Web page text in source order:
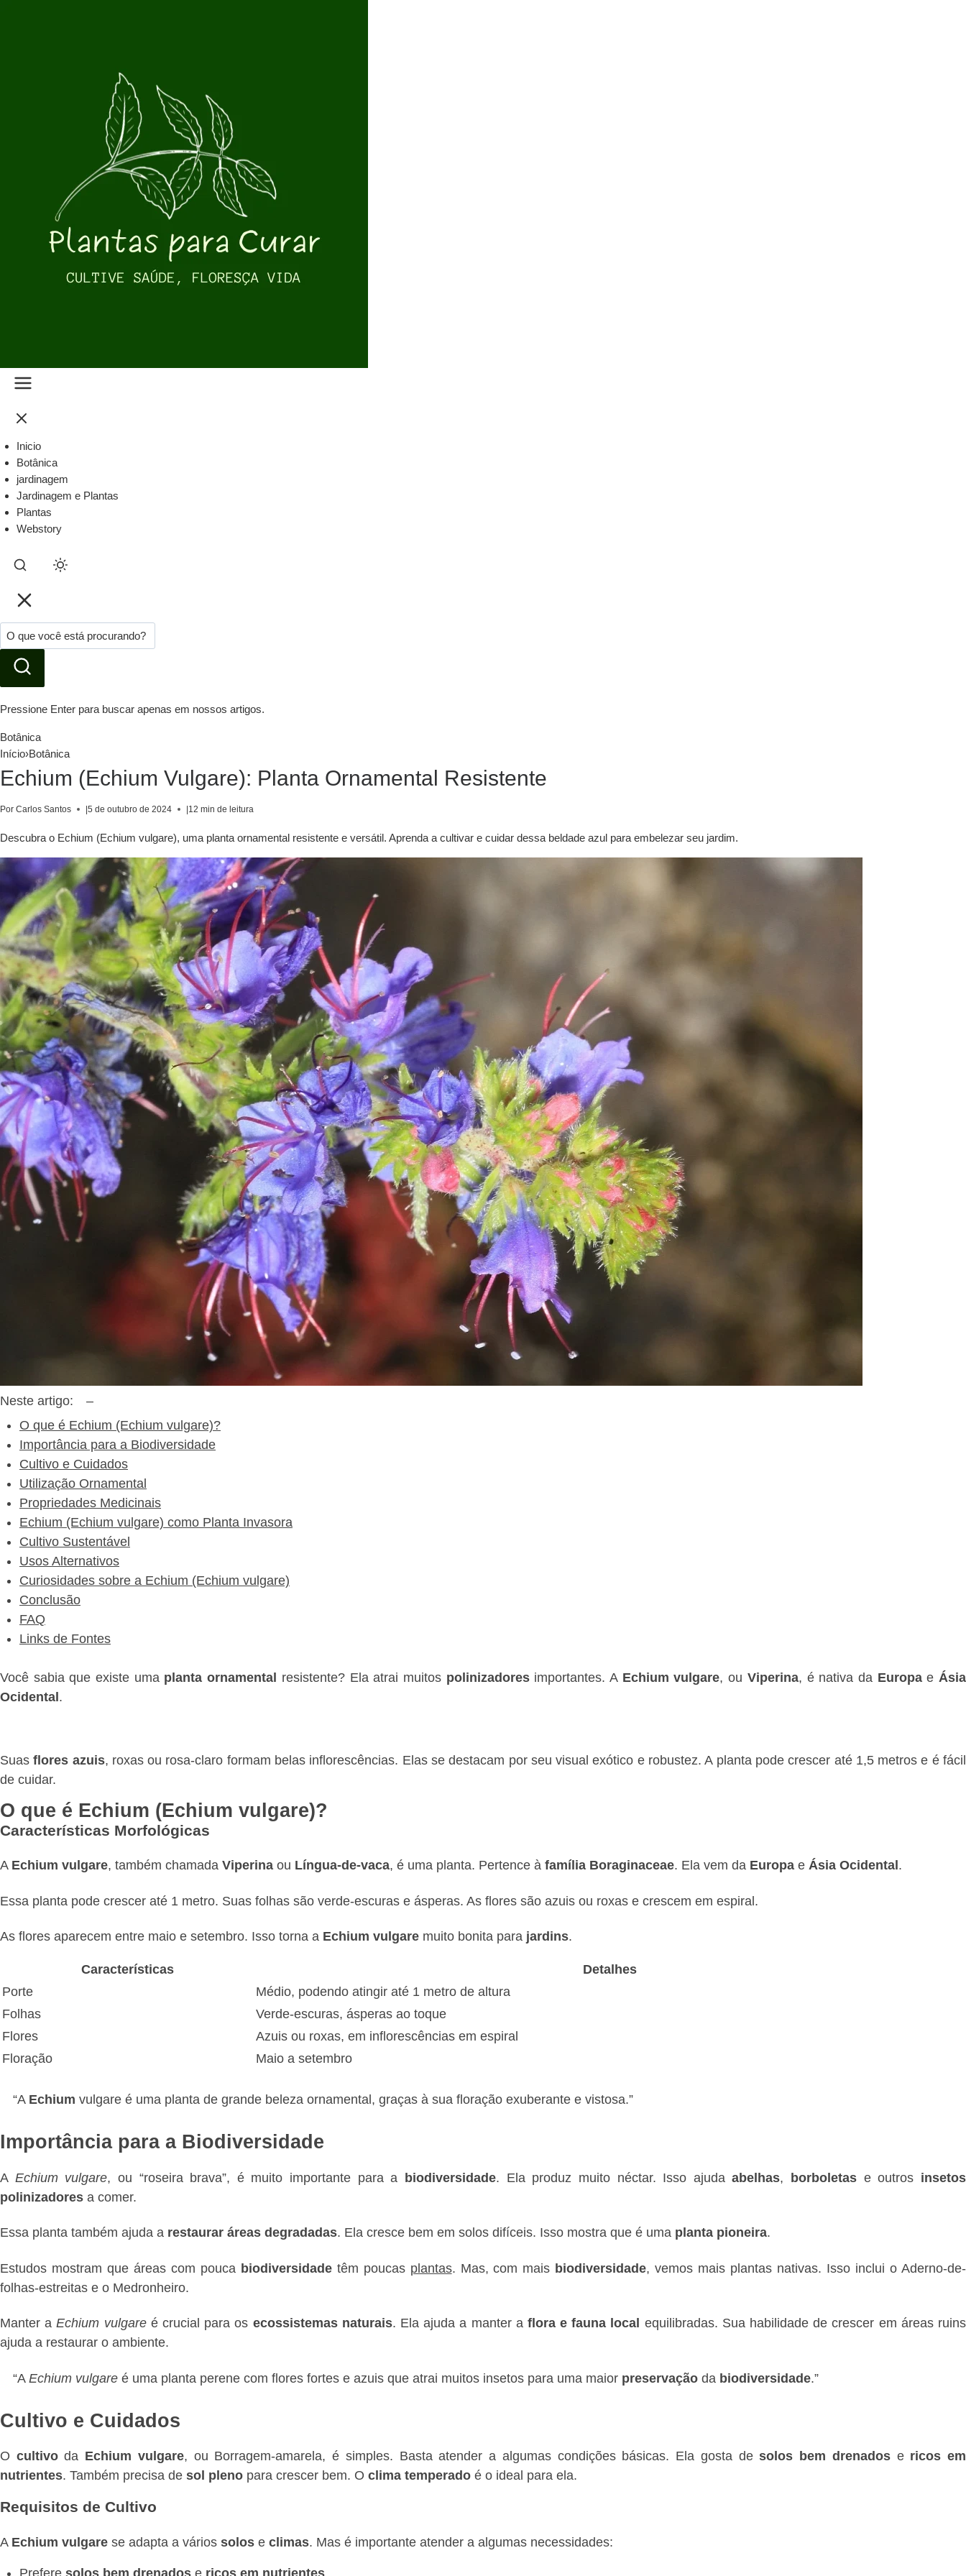
Inicio
Botânica
jardinagem
Jardinagem e Plantas
Plantas
Webstory
Pressione Enter para buscar apenas em nossos artigos.
Botânica
Início›Botânica
Echium (Echium Vulgare): Planta Ornamental Resistente
Por Carlos Santos |5 de outubro de 2024 |12 min de leitura
Descubra o Echium (Echium vulgare), uma planta ornamental resistente e versátil. Aprenda a cultivar e cuidar dessa beldade azul para embelezar seu jardim.
Neste artigo:
–
O que é Echium (Echium vulgare)?
Importância para a Biodiversidade
Cultivo e Cuidados
Utilização Ornamental
Propriedades Medicinais
Echium (Echium vulgare) como Planta Invasora
Cultivo Sustentável
Usos Alternativos
Curiosidades sobre a Echium (Echium vulgare)
Conclusão
FAQ
Links de Fontes
Você sabia que existe uma planta ornamental resistente? Ela atrai muitos polinizadoresimportantes. A Echium vulgare, ou Viperina, é nativa da Europae Ásia
Ocidental.
Suasflores azuis, roxas ou rosa-claro formam belas inflorescências. Elas se destacam por seu visual exótico e robustez. A planta pode crescer até 1,5 metros e é fácil
de cuidar.
O que é Echium (Echium vulgare)?
Características Morfológicas
A Echium vulgare, também chamada Viperina ou Língua-de-vaca, é uma planta. Pertence à família Boraginaceae. Ela vem da Europa e Ásia Ocidental .
Essa planta pode crescer até 1 metro. Suas folhas são verde-escuras e ásperas. As flores são azuis ou roxas e crescem em espiral.
As flores aparecem entre maio e setembro. Isso torna a Echium vulgare muito bonita para jardins.
Características
Detalhes
Porte
Médio, podendo atingir até 1 metro de altura
Folhas
Verde-escuras, ásperas ao toque
Flores
Azuis ou roxas, em inflorescências em espiral
Floração
Maio a setembro
“A Echium vulgare é uma planta de grande beleza ornamental, graças à sua floração exuberante e vistosa.”
Importância para a Biodiversidade
A Echium vulgare, ou “roseira brava”, é muito importante para a biodiversidade. Ela produz muito néctar. Isso ajudaabelhas, borboletas e outros insetos
polinizadores a comer.
Essa planta também ajuda a restaurar áreas degradadas. Ela cresce bem em solos difíceis. Isso mostra que é uma planta pioneira.
Estudos mostram que áreas com pouca biodiversidadetêm poucas plantas. Mas, com mais biodiversidade, vemos mais plantas nativas. Isso inclui o Aderno-de-
folhas-estreitas e o Medronheiro.
Manter aEchium vulgareé crucial para os ecossistemas naturais. Ela ajuda a manter a flora e fauna local equilibradas. Sua habilidade de crescer em áreas ruins
ajuda a restaurar o ambiente.
“A Echium vulgare é uma planta perene com flores fortes e azuis que atrai muitos insetos para uma maior preservação da biodiversidade.”
Cultivo e Cuidados
O cultivoda Echium vulgare, ou Borragem-amarela, é simples. Basta atender a algumas condições básicas. Ela gosta desolos bem drenadose ricos em
nutrientes. Também precisa de sol pleno para crescer bem. O clima temperado é o ideal para ela.
Requisitos de Cultivo
A Echium vulgare se adapta a vários solos e climas. Mas é importante atender a algumas necessidades:
Prefere solos bem drenados e ricos em nutrientes